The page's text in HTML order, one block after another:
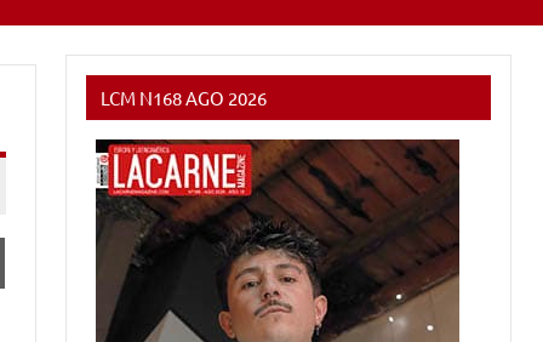
LCM N168 AGO 2026